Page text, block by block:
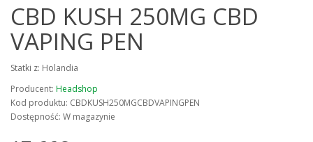
CBD KUSH 250MG CBD
VAPING PEN
Statki z: Holandia
Producent: Headshop
Kod produktu: CBDKUSH250MGCBDVAPINGPEN
Dostępność: W magazynie